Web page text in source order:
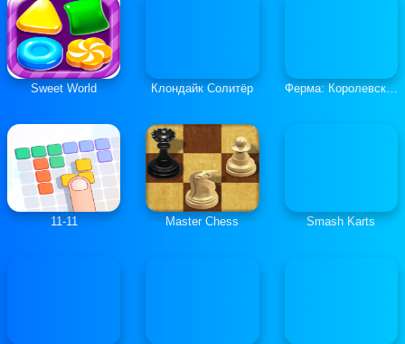
Sweet World Клондайк Солитёр Ферма: Королевская История
11-11 Master Chess Smash Karts